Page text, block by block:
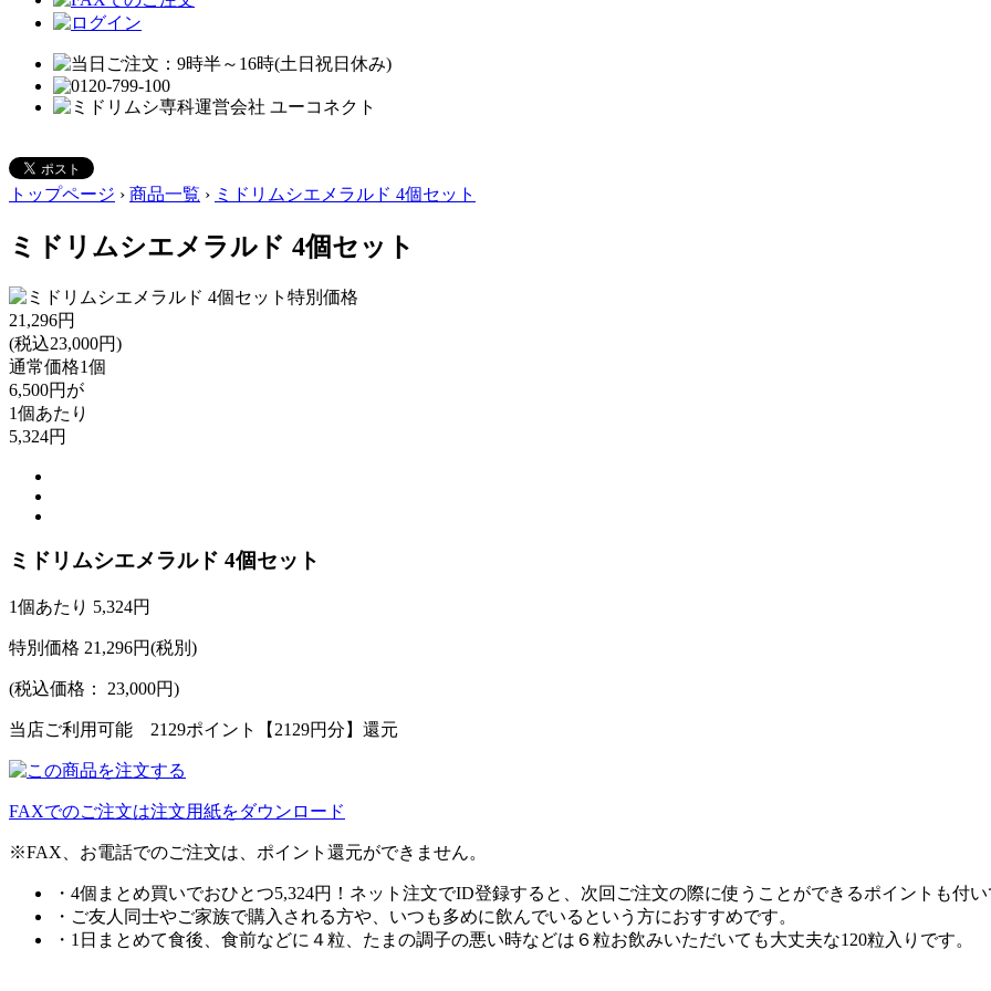
トップページ › 商品一覧 › ミドリムシエメラルド 4個セット
ミドリムシエメラルド 4個セット
特別価格
21,296円
(税込23,000円)
通常価格1個
6,500円が
1個あたり
5,324円
ミドリムシエメラルド 4個セット
1個あたり 5,324円
特別価格 21,296円(税別)
(税込価格： 23,000円)
当店ご利用可能 2129ポイント【2129円分】 還元
FAXでのご注文は注文用紙をダウンロード
※FAX、お電話でのご注文は、ポイント還元ができません。
・4個まとめ買いでおひとつ5,324円！ネット注文でID登録すると、次回ご注文の際に使うことができるポイントも付い
・ご友人同士やご家族で購入される方や、いつも多めに飲んでいるという方におすすめです。
・1日まとめて食後、食前などに４粒、たまの調子の悪い時などは６粒お飲みいただいても大丈夫な120粒入りです。